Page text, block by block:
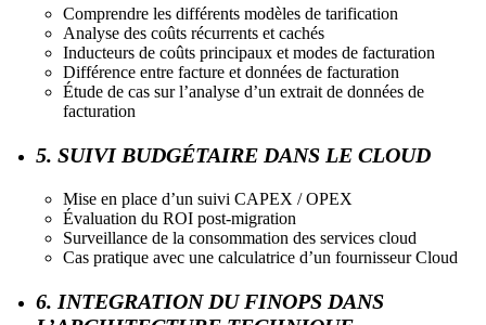
Comprendre les différents modèles de tarification
Analyse des coûts récurrents et cachés
Inducteurs de coûts principaux et modes de facturation
Différence entre facture et données de facturation
Étude de cas sur l’analyse d’un extrait de données de
facturation
5. SUIVI BUDGÉTAIRE DANS LE CLOUD
Mise en place d’un suivi CAPEX / OPEX
Évaluation du ROI post-migration
Surveillance de la consommation des services cloud
Cas pratique avec une calculatrice d’un fournisseur Cloud
6. INTEGRATION DU FINOPS DANS